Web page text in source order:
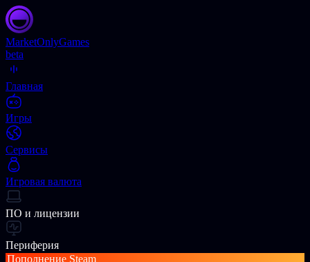
MarketOnlyGames
beta
Главная
Игры
Сервисы
Игровая валюта
ПО и лицензии
Периферия
Пополнение Steam